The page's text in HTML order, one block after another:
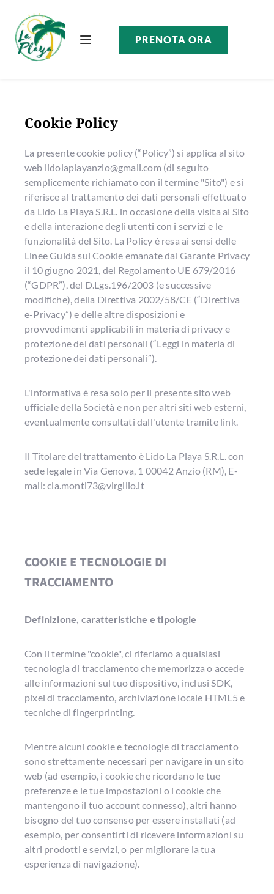
PRENOTA ORA
Cookie Policy
La presente cookie policy (“Policy”) si applica al sito
web lidolaplayanzio@gmail.com (di seguito
semplicemente richiamato con il termine "Sito") e si
riferisce al trattamento dei dati personali effettuato
da Lido La Playa S.R.L. in occasione della visita al Sito
e della interazione degli utenti con i servizi e le
funzionalità del Sito. La Policy è resa ai sensi delle
Linee Guida sui Cookie emanate dal Garante Privacy
il 10 giugno 2021, del Regolamento UE 679/2016
(“GDPR”), del D.Lgs.196/2003 (e successive
modifiche), della Direttiva 2002/58/CE (“Direttiva
e-Privacy”) e delle altre disposizioni e
provvedimenti applicabili in materia di privacy e
protezione dei dati personali (“Leggi in materia di
protezione dei dati personali”).
L'informativa è resa solo per il presente sito web
ufficiale della Società e non per altri siti web esterni,
eventualmente consultati dall'utente tramite link.
Il Titolare del trattamento è Lido La Playa S.R.L. con
sede legale in Via Genova, 1 00042 Anzio (RM), E-
mail: cla.monti73@virgilio.it
COOKIE E TECNOLOGIE DI
TRACCIAMENTO
Definizione, caratteristiche e tipologie
Con il termine "cookie", ci riferiamo a qualsiasi
tecnologia di tracciamento che memorizza o accede
alle informazioni sul tuo dispositivo, inclusi SDK,
pixel di tracciamento, archiviazione locale HTML5 e
tecniche di fingerprinting.
Mentre alcuni cookie e tecnologie di tracciamento
sono strettamente necessari per navigare in un sito
web (ad esempio, i cookie che ricordano le tue
preferenze e le tue impostazioni o i cookie che
mantengono il tuo account connesso), altri hanno
bisogno del tuo consenso per essere installati (ad
esempio, per consentirti di ricevere informazioni su
altri prodotti e servizi, o per migliorare la tua
esperienza di navigazione).